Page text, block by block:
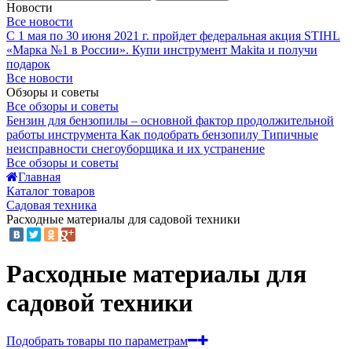
Новости
Все новости
С 1 мая по 30 июня 2021 г. пройдет федеральная акция STIHL
«Марка №1 в России». Купи инструмент Makita и получи
подарок
Все новости
Обзоры и советы
Все обзоры и советы
Бензин для бензопилы – основной фактор продолжительной
работы инструмента Как подобрать бензопилу Типичные
неисправности снегоуборщика и их устранение
Все обзоры и советы
Главная
Каталог товаров
Садовая техника
Расходные материалы для садовой техники
Расходные материалы для
садовой техники
Подобрать товары по параметрам